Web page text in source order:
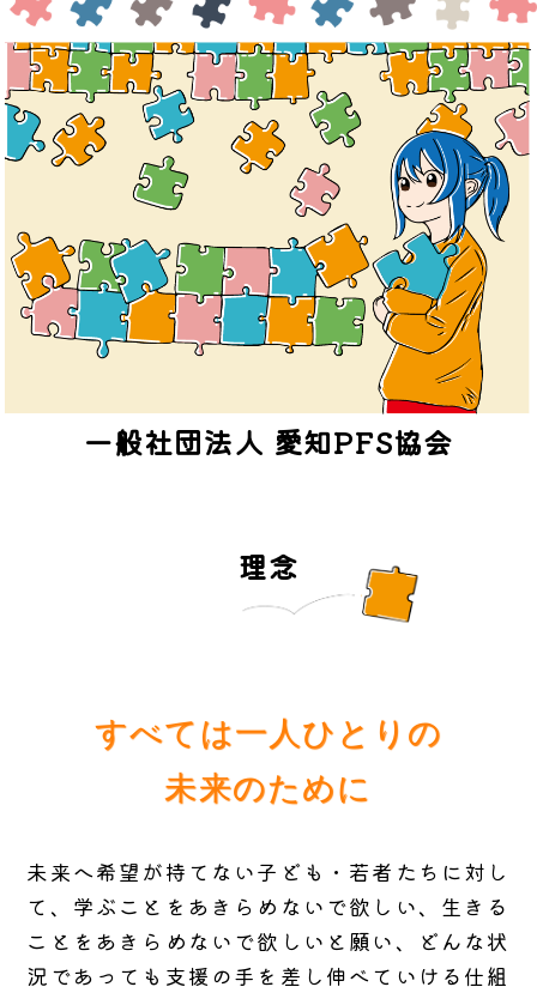
一般社団法人 愛知PFS協会
理念
すべては一人ひとりの
未来のために
未来へ希望が持てない子ども・若者たちに対し
て、学ぶことをあきらめないで欲しい、生きる
ことをあきらめないで欲しいと願い、どんな状
況であっても支援の手を差し伸べていける仕組